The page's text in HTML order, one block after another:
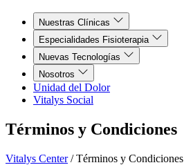
Nuestras Clínicas
Especialidades Fisioterapia
Nuevas Tecnologías
Nosotros
Unidad del Dolor
Vitalys Social
Términos y Condiciones
Vitalys Center /Términos y Condiciones